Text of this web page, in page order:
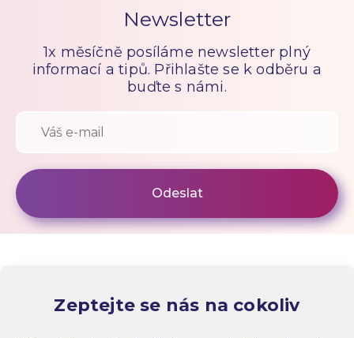
Newsletter
1x měsíčně posíláme newsletter plný
informací a tipů. Přihlašte se k odběru a
buďte s námi.
Zeptejte se nás na cokoliv